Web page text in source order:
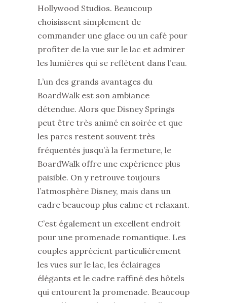
Hollywood Studios. Beaucoup
choisissent simplement de
commander une glace ou un café pour
profiter de la vue sur le lac et admirer
les lumières qui se reflètent dans l’eau.
L’un des grands avantages du
BoardWalk est son ambiance
détendue. Alors que Disney Springs
peut être très animé en soirée et que
les parcs restent souvent très
fréquentés jusqu’à la fermeture, le
BoardWalk offre une expérience plus
paisible. On y retrouve toujours
l’atmosphère Disney, mais dans un
cadre beaucoup plus calme et relaxant.
C’est également un excellent endroit
pour une promenade romantique. Les
couples apprécient particulièrement
les vues sur le lac, les éclairages
élégants et le cadre raffiné des hôtels
qui entourent la promenade. Beaucoup